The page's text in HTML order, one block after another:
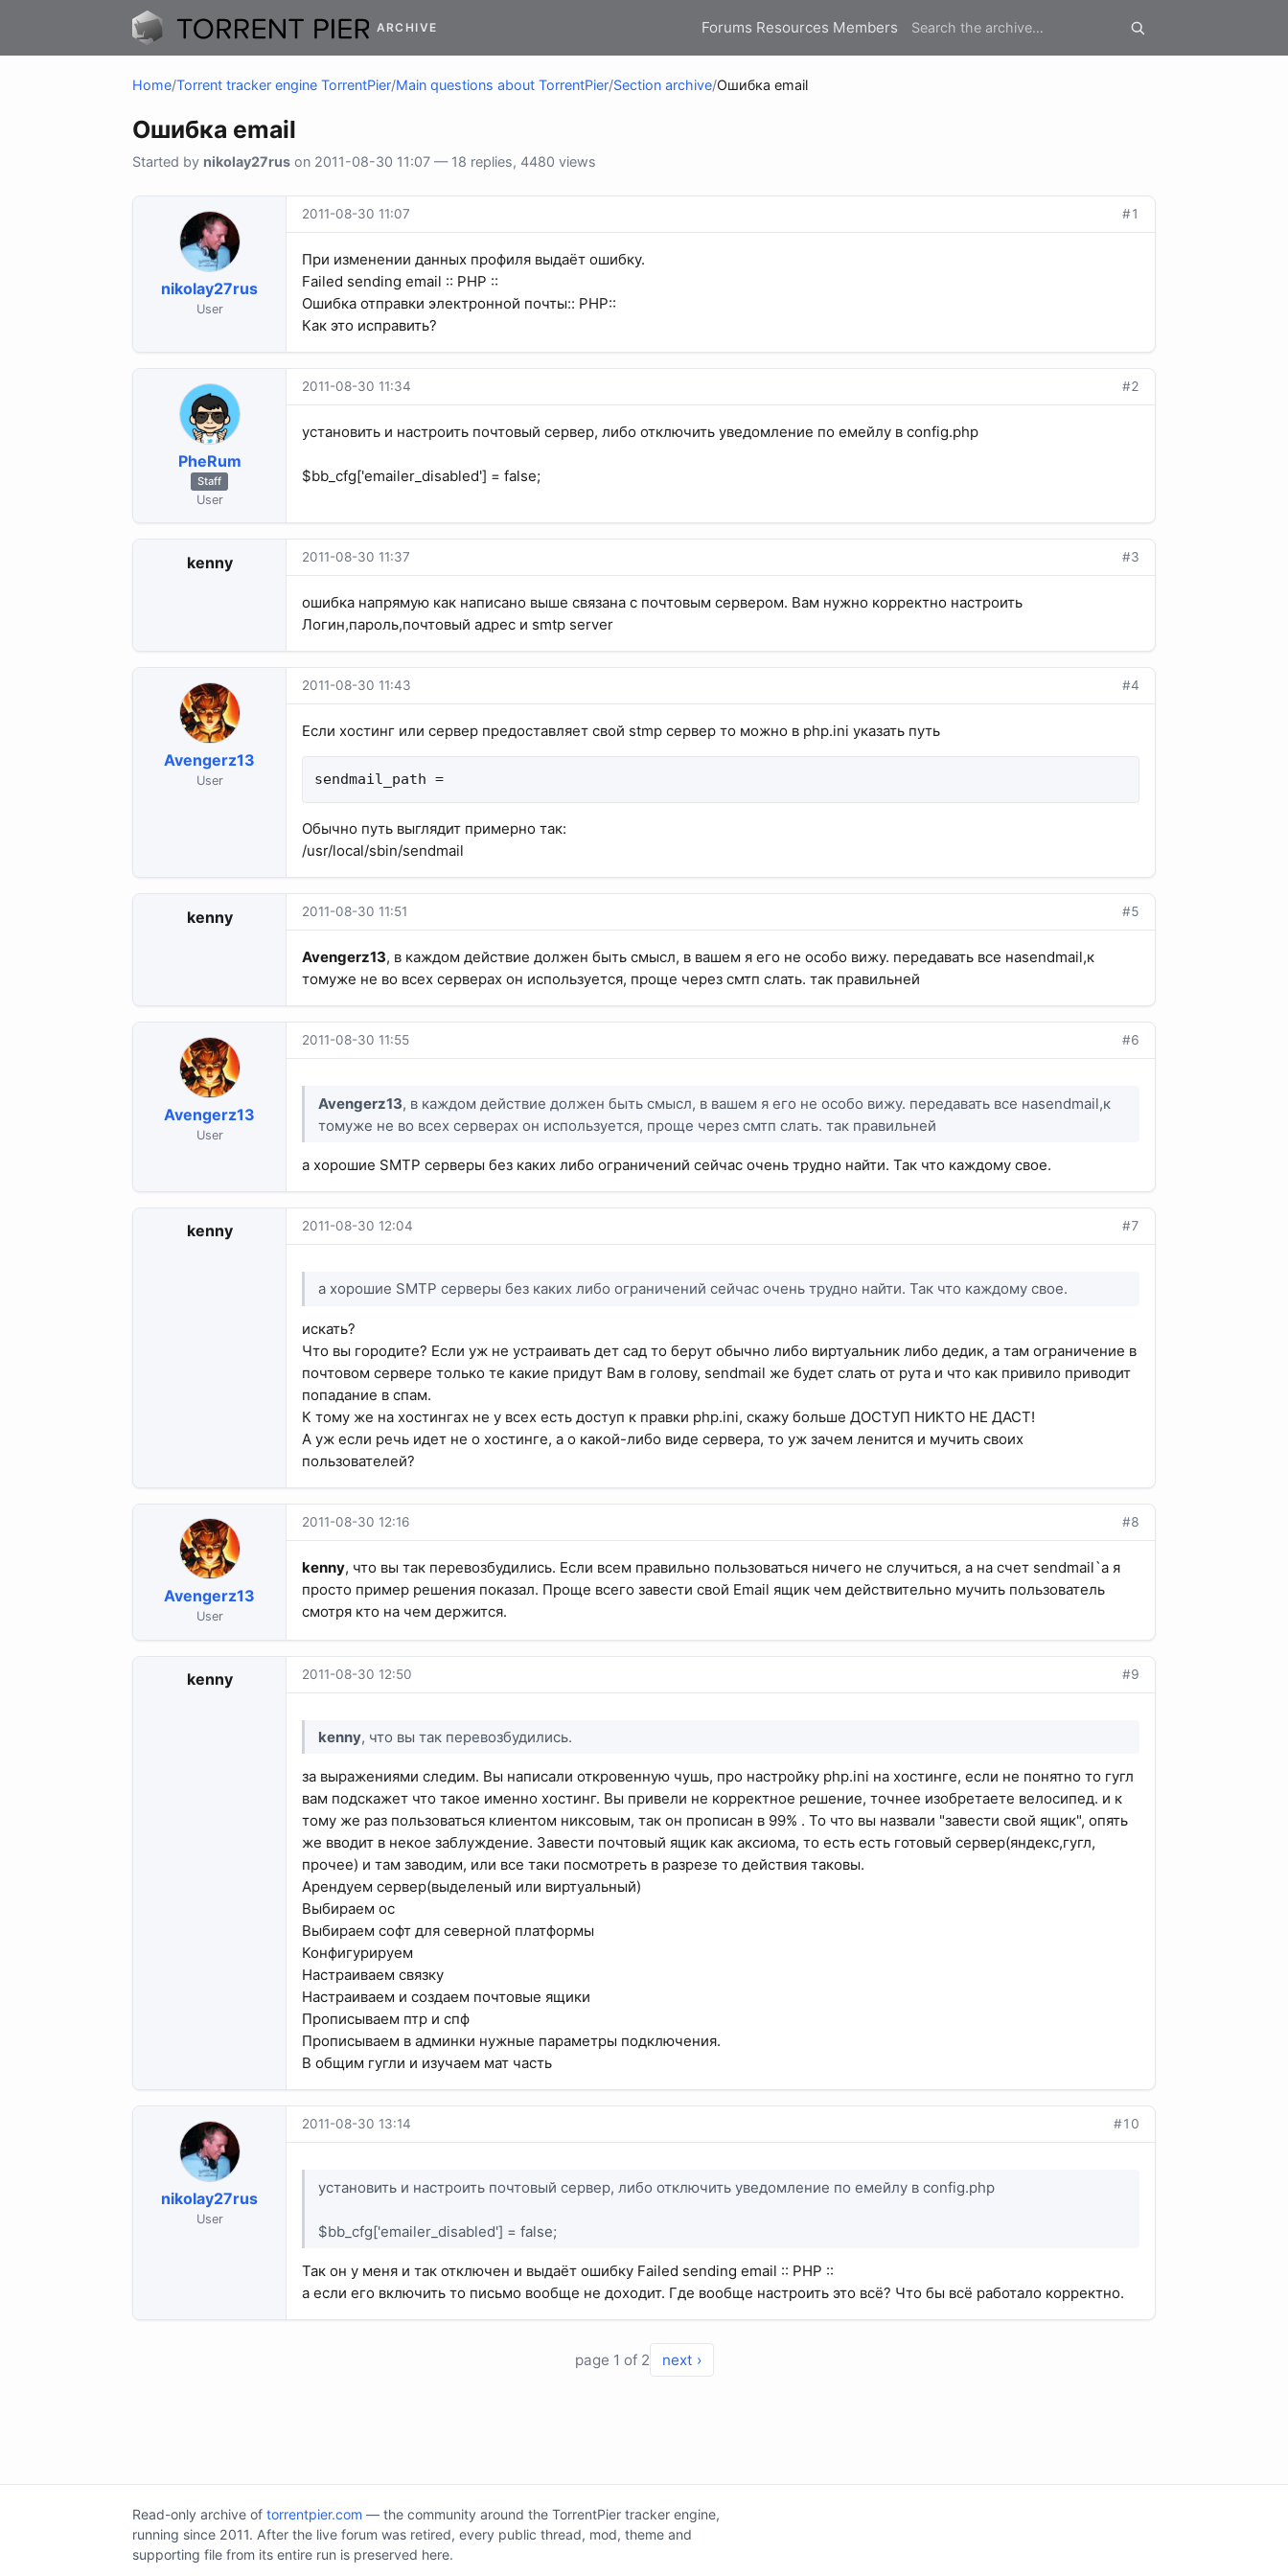
ARCHIVE Forums Resources Members
Home/Torrent tracker engine TorrentPier/Main questions about TorrentPier/Section archive/Ошибка email
Ошибка email
Started by nikolay27rus on 2011-08-30 11:07 — 18 replies, 4480 views
nikolay27rus
User
2011-08-30 11:07 #1
При изменении данных профиля выдаёт ошибку.
Failed sending email :: PHP ::
Ошибка отправки электронной почты:: PHP::
Как это исправить?
PheRum
Staff
User
2011-08-30 11:34 #2
установить и настроить почтовый сервер, либо отключить уведомление по емейлу в config.php
$bb_cfg['emailer_disabled'] = false;
kenny 2011-08-30 11:37 #3
ошибка напрямую как написано выше связана с почтовым сервером. Вам нужно корректно настроить
Логин,пароль,почтовый адрес и smtp server
Avengerz13
User
2011-08-30 11:43 #4
Если хостинг или сервер предоставляет свой stmp сервер то можно в php.ini указать путь
sendmail_path =
Обычно путь выглядит примерно так:
/usr/local/sbin/sendmail
kenny 2011-08-30 11:51 #5
Avengerz13, в каждом действие должен быть смысл, в вашем я его не особо вижу. передавать все наsendmail,к
томуже не во всех серверах он используется, проще через смтп слать. так правильней
Avengerz13
User
2011-08-30 11:55 #6
Avengerz13, в каждом действие должен быть смысл, в вашем я его не особо вижу. передавать все наsendmail,к
томуже не во всех серверах он используется, проще через смтп слать. так правильней
а хорошие SMTP серверы без каких либо ограничений сейчас очень трудно найти. Так что каждому свое.
kenny 2011-08-30 12:04 #7
а хорошие SMTP серверы без каких либо ограничений сейчас очень трудно найти. Так что каждому свое.
искать?
Что вы городите? Если уж не устраивать дет сад то берут обычно либо виртуальник либо дедик, а там ограничение в
почтовом сервере только те какие придут Вам в голову, sendmail же будет слать от рута и что как привило приводит
попадание в спам.
К тому же на хостингах не у всех есть доступ к правки php.ini, скажу больше ДОСТУП НИКТО НЕ ДАСТ!
А уж если речь идет не о хостинге, а о какой-либо виде сервера, то уж зачем ленится и мучить своих
пользователей?
Avengerz13
User
2011-08-30 12:16 #8
kenny, что вы так перевозбудились. Если всем правильно пользоваться ничего не случиться, а на счет sendmail`а я
просто пример решения показал. Проще всего завести свой Email ящик чем действительно мучить пользователь
смотря кто на чем держится.
kenny 2011-08-30 12:50 #9
kenny, что вы так перевозбудились.
за выражениями следим. Вы написали откровенную чушь, про настройку php.ini на хостинге, если не понятно то гугл
вам подскажет что такое именно хостинг. Вы привели не корректное решение, точнее изобретаете велосипед. и к
тому же раз пользоваться клиентом никсовым, так он прописан в 99% . То что вы назвали "завести свой ящик", опять
же вводит в некое заблуждение. Завести почтовый ящик как аксиома, то есть есть готовый сервер(яндекс,гугл,
прочее) и там заводим, или все таки посмотреть в разрезе то действия таковы.
Арендуем сервер(выделеный или виртуальный)
Выбираем ос
Выбираем софт для северной платформы
Конфигурируем
Настраиваем связку
Настраиваем и создаем почтовые ящики
Прописываем птр и спф
Прописываем в админки нужные параметры подключения.
В общим гугли и изучаем мат часть
nikolay27rus
User
2011-08-30 13:14 #10
установить и настроить почтовый сервер, либо отключить уведомление по емейлу в config.php
$bb_cfg['emailer_disabled'] = false;
Так он у меня и так отключен и выдаёт ошибку Failed sending email :: PHP ::
а если его включить то письмо вообще не доходит. Где вообще настроить это всё? Что бы всё работало корректно.
page 1 of 2 next ›
Read-only archive of torrentpier.com — the community around the TorrentPier tracker engine,
running since 2011. After the live forum was retired, every public thread, mod, theme and
supporting file from its entire run is preserved here.